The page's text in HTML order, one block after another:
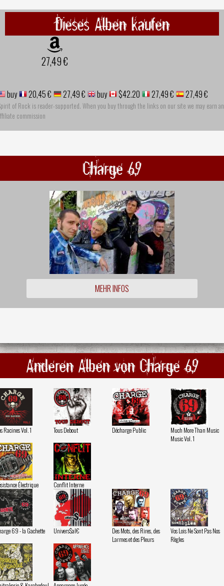
Dieses Alben kaufen
27,49 €
buy 20,45 € 27,49 € buy $42.20 27,49 € 27,49 €
of Rock is reader-supported. When you buy through the links on our site we may earn an
commission
Charge 69
MEHR INFOS
Anderen Alben von Charge 69
Racines Vol. 1 Tous Debout Décharge Public
Much More Than Music
Music Vol. 1
Électrique Conflit Interne
69 - la Gachette Univers$al€
Des Mots, des Rires, des
Larmes et des Pleurs
Vos Lois Ne Sont Pas Nos
Règles